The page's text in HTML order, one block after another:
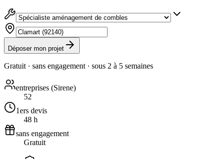
Déposer mon projet
Gratuit · sans engagement · sous 2 à 5 semaines
entreprises (Sirene)
52
1ers devis
48 h
sans engagement
Gratuit